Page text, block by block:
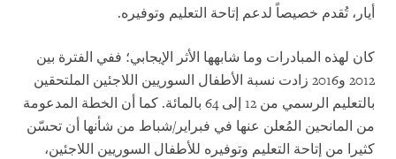
أيار ، تُقدم خصيصاً لدعم إتاحة التعليم وتوفيره.
كان لهذه المبادرات وما شابهها الأثر الإيجابي؛ ففي الفترة بين
2012 و2016 زادت نسبة الأطفال السوريين اللاجئين الملتحقين
بالتعليم الرسمي من 12 إلى 64 بالمائة. كما أن الخطة المدعومة
من المانحين المُعلن عنها في فبراير/شباط من شأنها أن تحسّن
كثيرا من إتاحة التعليم وتوفيره للأطفال السوريين اللاجئين،